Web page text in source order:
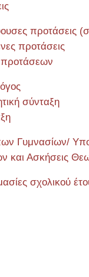
προτάσεις
προτάσεις
σύνταξη
Γυμνασίων/
και Ασκήσεις
σχολικού